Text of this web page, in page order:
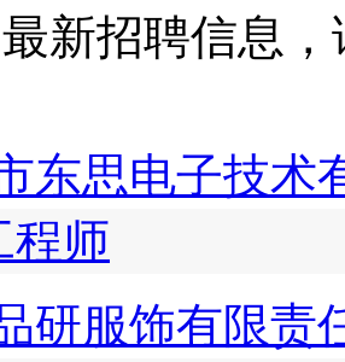
最新招聘信息
东思电子技术
程师
研服饰有限责